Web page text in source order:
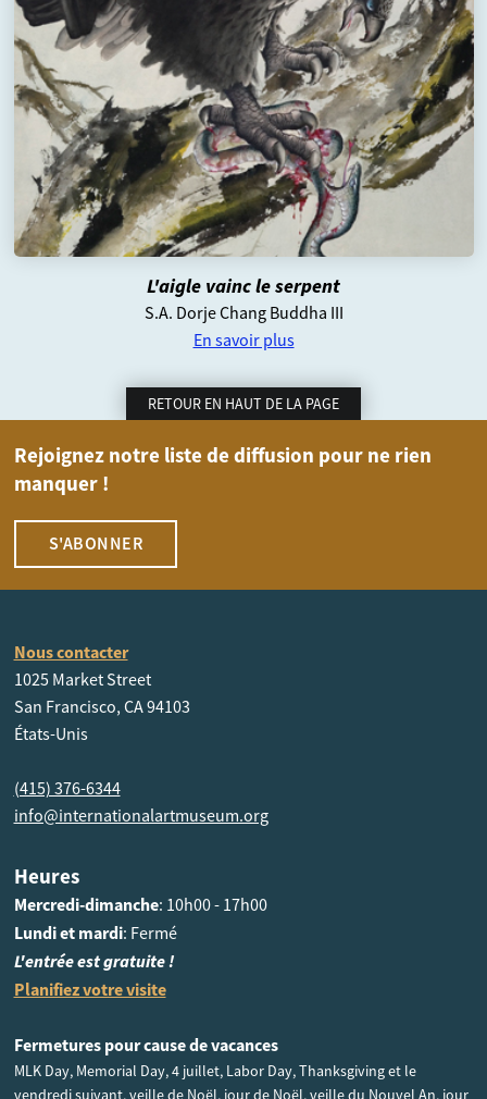
L'aigle vainc le serpent
S.A. Dorje Chang Buddha III
En savoir plus
RETOUR EN HAUT DE LA PAGE
Rejoignez notre liste de diffusion pour ne rien
manquer !
S'ABONNER
Nous contacter
1025 Market Street
San Francisco, CA 94103
États-Unis
(415) 376-6344
info@internationalartmuseum.org
Heures
Mercredi-dimanche: 10h00 - 17h00
Lundi et mardi: Fermé
L'entrée est gratuite !
Planifiez votre visite
Fermetures pour cause de vacances
MLK Day, Memorial Day, 4 juillet, Labor Day, Thanksgiving et le
vendredi suivant, veille de Noël, jour de Noël, veille du Nouvel An, jour